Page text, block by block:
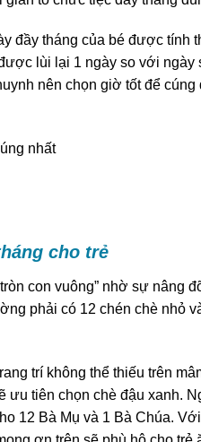
đầy tháng của bé được tính
lùi lại 1 ngày so với ngày
nên chọn giờ tốt để cúng
nhất
cho trẻ
con vuông” nhờ sự nâng
phải có 12 chén chè nhỏ
trí không thể thiếu trên
ưu tiên chọn chè đậu xanh.
12 Bà Mụ và 1 Bà Chúa.